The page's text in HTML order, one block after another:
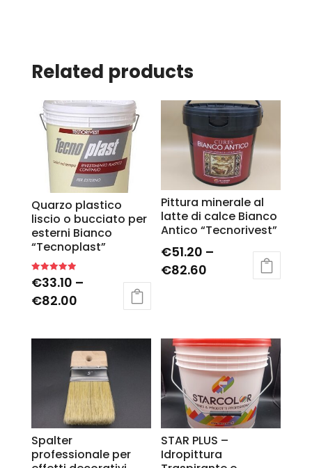
Related products
Quarzo plastico
liscio o bucciato per
esterni Bianco
“Tecnoplast”
Rated
5.00
out of 5
€33.10 –
€82.00
Pittura minerale al
latte di calce Bianco
Antico “Tecnorivest”
€51.20 –
€82.60
Spalter
professionale per
STAR PLUS –
Idropittura